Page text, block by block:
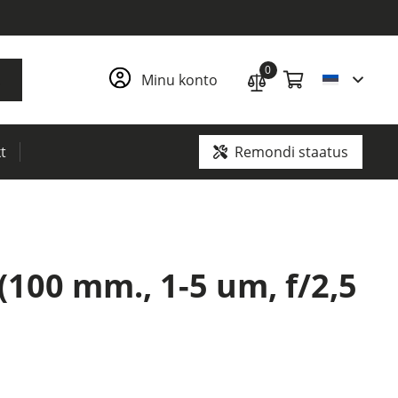
Minu konto
0
Remondi staatus
mm., 1-5 um, f/2,5